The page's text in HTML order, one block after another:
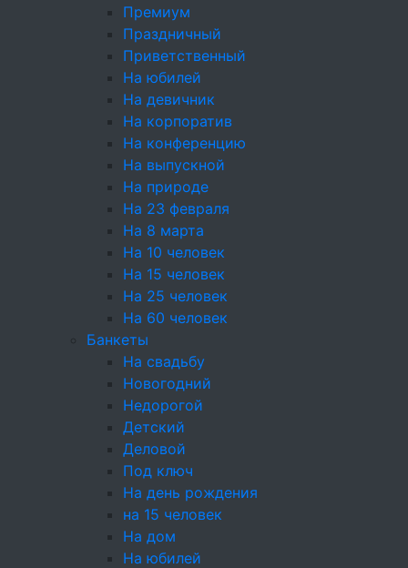
Премиум
Праздничный
Приветственный
На юбилей
На девичник
На корпоратив
На конференцию
На выпускной
На природе
На 23 февраля
На 8 марта
На 10 человек
На 15 человек
На 25 человек
На 60 человек
Банкеты
На свадьбу
Новогодний
Недорогой
Детский
Деловой
Под ключ
На день рождения
на 15 человек
На дом
На юбилей
Ритуальный кейтеринг
Услуги и предоплата
Конфеты ручной работы в подарок при заказе
от 10000₽
Пряный салат из
баклажанов с
зеленью